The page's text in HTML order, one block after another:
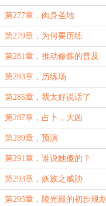
第277章，肉身圣地
第279章，为何要历练
第281章，推动修炼的普及
第283章，历练场
第285章，我太好说话了
第287章，占卜，大凶
第289章，预演
第291章，谁说她傻的？
第293章，妖族之威胁
第295章，陵光殿的初步规划